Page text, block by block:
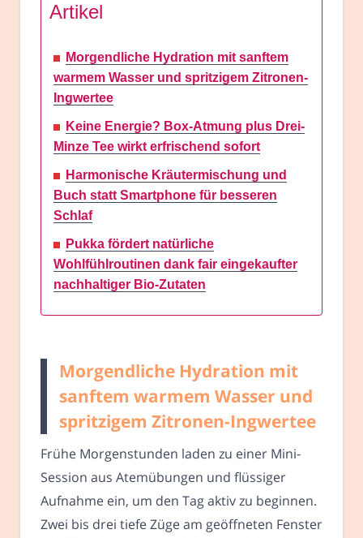
Artikel
Morgendliche Hydration mit sanftem
warmem Wasser und spritzigem Zitronen-
Ingwertee
Keine Energie? Box-Atmung plus Drei-
Minze Tee wirkt erfrischend sofort
Harmonische Kräutermischung und
Buch statt Smartphone für besseren
Schlaf
Pukka fördert natürliche
Wohlfühlroutinen dank fair eingekaufter
nachhaltiger Bio-Zutaten
Morgendliche Hydration mit
sanftem warmem Wasser und
spritzigem Zitronen-Ingwertee
Frühe Morgenstunden laden zu einer Mini-
Session aus Atemübungen und flüssiger
Aufnahme ein, um den Tag aktiv zu beginnen.
Zwei bis drei tiefe Züge am geöffneten Fenster